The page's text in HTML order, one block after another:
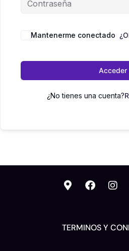
Mantenerme conectado
Acceder
¿No tienes una cuenta?
TERMINOS Y